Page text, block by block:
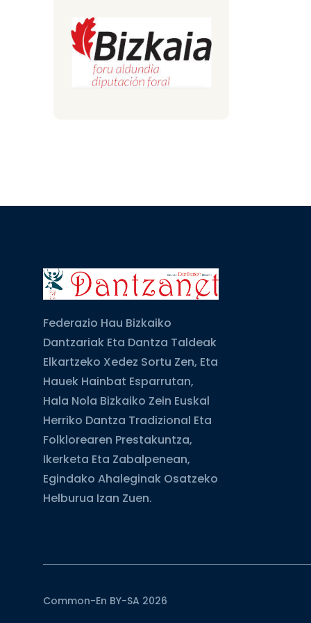
Federazio Hau Bizkaiko
Dantzariak Eta Dantza Taldeak
Elkartzeko Xedez Sortu Zen, Eta
Hauek Hainbat Esparrutan,
Hala Nola Bizkaiko Zein Euskal
Herriko Dantza Tradizional Eta
Folklorearen Prestakuntza,
Ikerketa Eta Zabalpenean,
Egindako Ahaleginak Osatzeko
Helburua Izan Zuen.
Common-En BY-SA 2026